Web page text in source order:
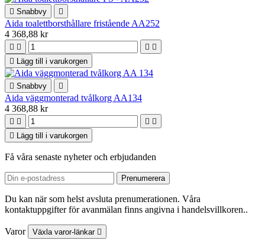
 Snabbvy 
Aida toalettborsthållare fristående AA252
4 368,88 kr
   
 Lägg till i varukorgen
 Snabbvy 
Aida väggmonterad tvålkorg AA134
4 368,88 kr
   
 Lägg till i varukorgen
Få våra senaste nyheter och erbjudanden
Du kan när som helst avsluta prenumerationen. Våra
kontaktuppgifter för avanmälan finns angivna i handelsvillkoren..
Varor Växla varor-länkar 